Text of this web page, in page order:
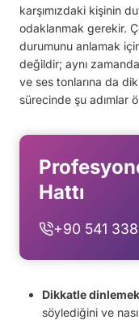
karşımızdaki kişinin
odaklanmak gerekir.
durumunu anlamak
değildir; aynı
ve ses tonlarına da
sürecinde şu adımlar
Hattı
+90 541
Dikkatle dinlemek
söylediğini ve